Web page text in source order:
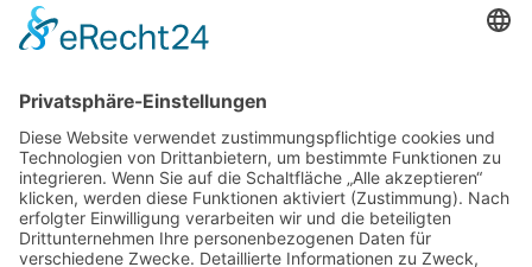
   url =
"\url{https://skipperguide.de/i
title=Stockholms_Sk%C3%A4rgard/
Gro%C3%9Fe_Fahrwasser&oldid=306
41}",
   note = "[Online; abgerufen
am 8. August 2026]"